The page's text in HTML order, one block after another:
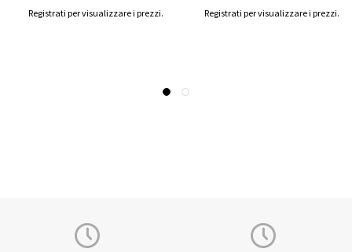
Registrati per visualizzare i prezzi. Registrati per visualizzare i prezzi.